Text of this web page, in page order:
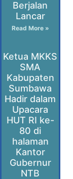
Berjalan
Lancar
Read More »
Ketua MKKS
SMA
Kabupaten
Sumbawa
Hadir dalam
Upacara
HUT RI ke-
80 di
halaman
Kantor
Gubernur
NTB